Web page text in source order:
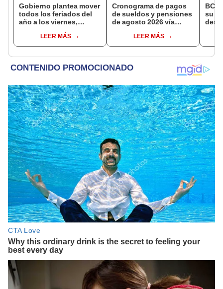
Gobierno plantea mover
todos los feriados del
año a los viernes,
Navidad y Año Nuevo
LEER MÁS
Cronograma de pagos
de sueldos y pensiones
de agosto 2026 vía
conoce las fechas de
depósito
LEER MÁS
BCR
su